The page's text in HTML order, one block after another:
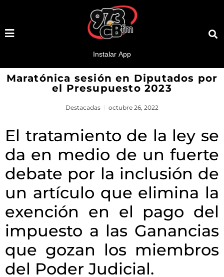
Maratónica sesión en Diputados por
el Presupuesto 2023
Destacadas octubre 26, 2022
El tratamiento de la ley se
da en medio de un fuerte
debate por la inclusión de
un artículo que elimina la
exención en el pago del
impuesto a las Ganancias
que gozan los miembros
del Poder Judicial.